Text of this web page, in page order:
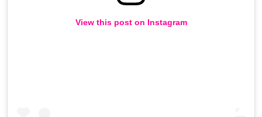
View this post on Instagram